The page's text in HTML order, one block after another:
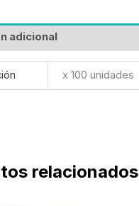
adicional
x 100 unidades
relacionados